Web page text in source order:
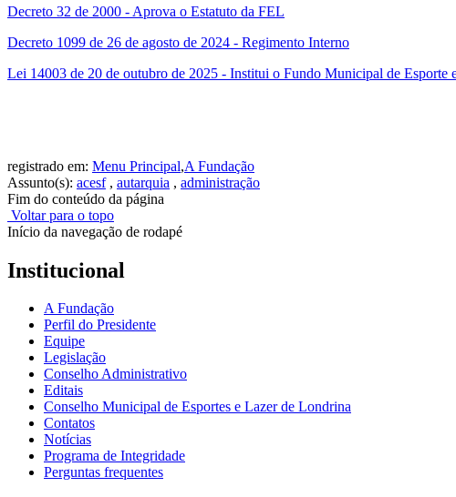
Decreto 32 de 2000 - Aprova o Estatuto da FEL
Decreto 1099 de 26 de agosto de 2024 - Regimento Interno
Lei 14003 de 20 de outubro de 2025 - Institui o Fundo Municipal de Esporte
registrado em: Menu Principal,A Fundação
Assunto(s): acesf , autarquia , administração
Fim do conteúdo da página
Voltar para o topo
Início da navegação de rodapé
Institucional
A Fundação
Perfil do Presidente
Equipe
Legislação
Conselho Administrativo
Editais
Conselho Municipal de Esportes e Lazer de Londrina
Contatos
Notícias
Programa de Integridade
Perguntas frequentes